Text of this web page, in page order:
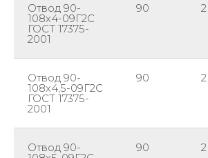
Отвод 90-
108х4-09Г2С
ГОСТ 17375-
2001
90 2
Отвод 90-
108х4,5-09Г2С
ГОСТ 17375-
2001
90 2
Отвод 90- 90 2